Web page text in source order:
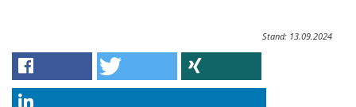
Stand: 13.09.2024